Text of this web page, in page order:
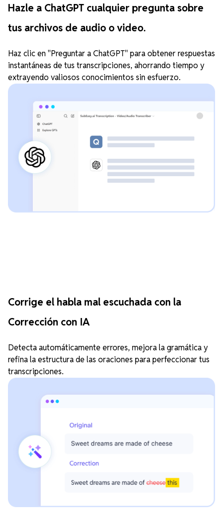
Hazle a ChatGPT cualquier pregunta sobre
tus archivos de audio o video.
Haz clic en "Preguntar a ChatGPT" para obtener respuestas
instantáneas de tus transcripciones, ahorrando tiempo y
extrayendo valiosos conocimientos sin esfuerzo.
Corrige el habla mal escuchada con la
Corrección con IA
Detecta automáticamente errores, mejora la gramática y
refina la estructura de las oraciones para perfeccionar tus
transcripciones.